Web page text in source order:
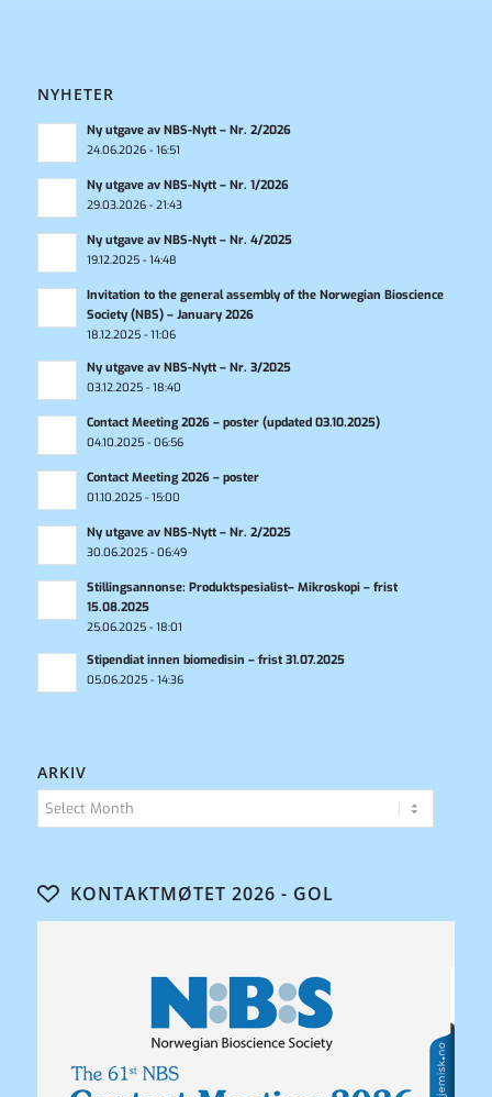
NYHETER
Ny utgave av NBS-Nytt – Nr. 2/2026
24.06.2026 - 16:51
Ny utgave av NBS-Nytt – Nr. 1/2026
29.03.2026 - 21:43
Ny utgave av NBS-Nytt – Nr. 4/2025
19.12.2025 - 14:48
Invitation to the general assembly of the Norwegian Bioscience
Society (NBS) – January 2026
18.12.2025 - 11:06
Ny utgave av NBS-Nytt – Nr. 3/2025
03.12.2025 - 18:40
Contact Meeting 2026 – poster (updated 03.10.2025)
04.10.2025 - 06:56
Contact Meeting 2026 – poster
01.10.2025 - 15:00
Ny utgave av NBS-Nytt – Nr. 2/2025
30.06.2025 - 06:49
Stillingsannonse: Produktspesialist– Mikroskopi – frist
15.08.2025
25.06.2025 - 18:01
Stipendiat innen biomedisin – frist 31.07.2025
05.06.2025 - 14:36
ARKIV
KONTAKTMØTET 2026 - GOL